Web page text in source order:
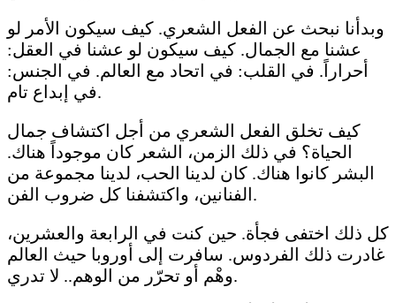
وبدأنا نبحث عن الفعل الشعري. كيف سيكون الأمر لو
عشنا مع الجمال. كيف سيكون لو عشنا في العقل:
أحراراً. في القلب: في اتحاد مع العالم. في الجنس:
في إبداع تام.
كيف تخلق الفعل الشعري من أجل اكتشاف جمال
الحياة؟ في ذلك الزمن، الشعر كان موجوداً هناك.
البشر كانوا هناك. كان لدينا الحب، لدينا مجموعة من
الفنانين، واكتشفنا كل ضروب الفن.
كل ذلك اختفى فجأة. حين كنت في الرابعة والعشرين،
غادرت ذلك الفردوس. سافرت إلى أوروبا حيث العالم
وهْم أو تحرّر من الوهم.. لا تدري.